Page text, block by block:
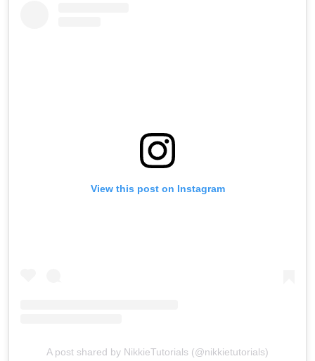
View this post on Instagram
A post shared by NikkieTutorials (@nikkietutorials)